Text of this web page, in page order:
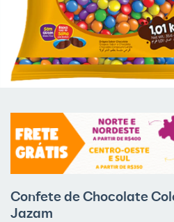
Confete de Chocolate
Jazam